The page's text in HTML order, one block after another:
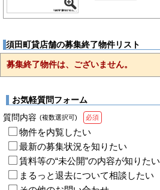
須田町貸店舗の募集終了物件リスト
募集終了物件は、ございません。
お気軽質問フォーム
質問内容 (複数選択可) 必須
物件を内覧したい
最新の募集状況を知りたい
賃料等の“未公開”の内容が知りたい
まるっと退去について相談したい